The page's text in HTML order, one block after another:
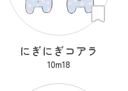
にぎにぎコアラ
10m18